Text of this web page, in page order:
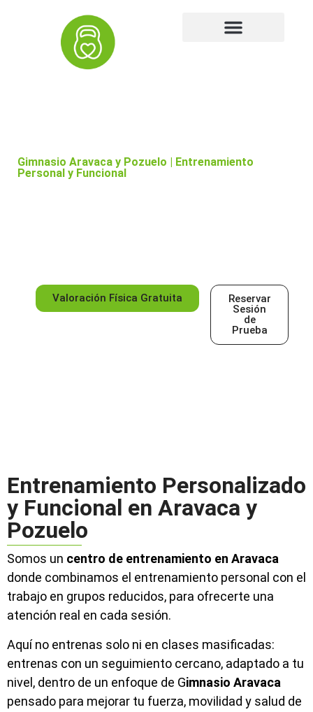
Gimnasio Aravaca y Pozuelo | Entrenamiento
Personal y Funcional
Valoración Física Gratuita
Reservar
Sesión
de
Prueba
Entrenamiento Personalizado
y Funcional en Aravaca y
Pozuelo
Somos un centro de entrenamiento en Aravaca
donde combinamos el entrenamiento personal con el
trabajo en grupos reducidos, para ofrecerte una
atención real en cada sesión.
Aquí no entrenas solo ni en clases masificadas:
entrenas con un seguimiento cercano, adaptado a tu
nivel, dentro de un enfoque de Gimnasio Aravaca
pensado para mejorar tu fuerza, movilidad y salud de